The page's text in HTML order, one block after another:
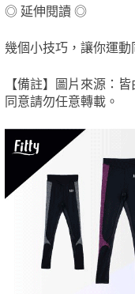
◎ 延伸閱讀 ◎
幾個小技巧，讓你運
【備註】圖片來源：
同意請勿任意轉載。